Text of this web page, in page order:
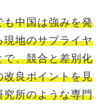
も中国は強みを発
現地のサプライヤ
で、競合と差別化
改良ポイントを見
究所のような専門